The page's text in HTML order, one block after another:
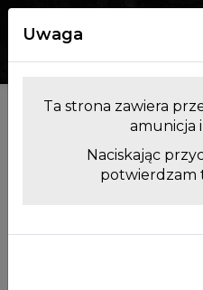
Filtrowanie produktów
Akcesoria i części
Uwaga
Ta strona zawiera
amunicja
Naciskając
potwierdzam